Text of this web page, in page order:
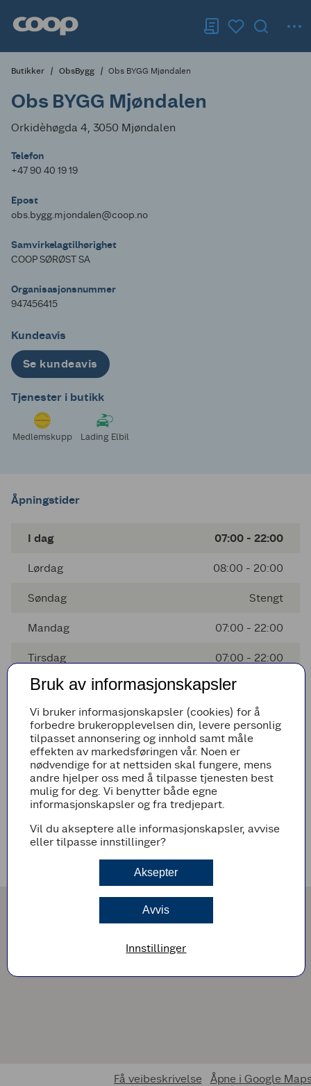
Butikker ObsBygg Obs BYGG Mjøndalen
Obs BYGG Mjøndalen
Orkidèhøgda 4, 3050 Mjøndalen
Telefon
+47 90 40 19 19
Epost
obs.bygg.mjondalen@coop.no
Samvirkelagtilhørighet
COOP SØRØST SA
Organisasjonsnummer
947456415
Kundeavis
Se kundeavis
Tjenester i butikk
Medlemskupp Lading Elbil
Åpningstider
I dag 07:00 - 22:00
Lørdag 08:00 - 20:00
Søndag Stengt
Mandag 07:00 - 22:00
Tirsdag 07:00 - 22:00
Onsdag 07:00 - 22:00
Torsdag 07:00 - 22:00
Fredag 07:00 - 22:00
Avvikende åpningstider
Det er ingen avvikende åpningstider i nærmeste fremtid
Få veibeskrivelse Åpne i Google
Bruk av informasjonskapsler
Vi bruker informasjonskapsler (cookies) for å
forbedre brukeropplevelsen din, levere personlig
tilpasset annonsering og innhold samt måle
effekten av markedsføringen vår. Noen er
nødvendige for at nettsiden skal fungere, mens
andre hjelper oss med å tilpasse tjenesten best
mulig for deg. Vi benytter både egne
informasjonskapsler og fra tredjepart.
Vil du akseptere alle informasjonskapsler, avvise
eller tilpasse innstillinger?
Aksepter
Avvis
Innstillinger